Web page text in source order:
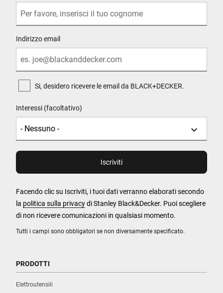
Tutti i campi sono obbligatori se non diversamente specificato.
Indirizzo email
Si, desidero ricevere le email da BLACK+DECKER.
Interessi (facoltativo)
Facendo clic su Iscriviti, i tuoi dati verranno elaborati secondo
la politica sulla privacydi Stanley Black&Decker. Puoi scegliere
di non ricevere comunicazioni in qualsiasi momento.
PRODOTTI
Elettroutensili